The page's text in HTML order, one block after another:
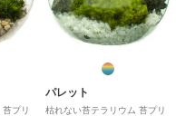
プリ
パレット
枯れない苔テラリウム 苔プリ